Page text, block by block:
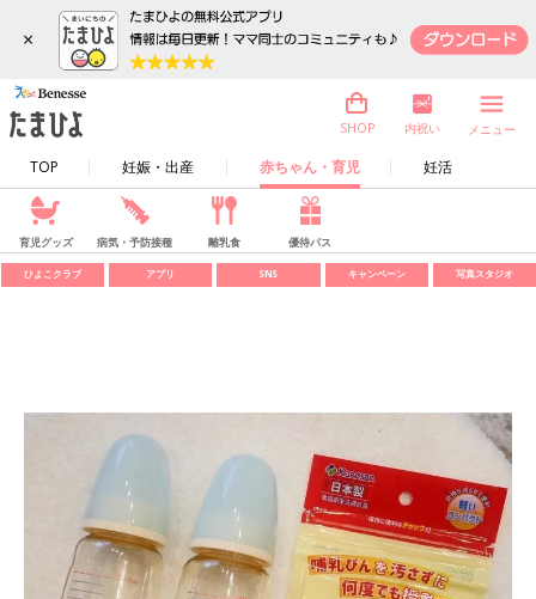
×
TOP 妊娠・出産 赤ちゃん・育児 妊活
SHOP 内祝い メニュー
育児グッズ 病気・予防接種 離乳食 優待パス
ひよこクラブ アプリ SNS キャンペーン 写真スタジオ